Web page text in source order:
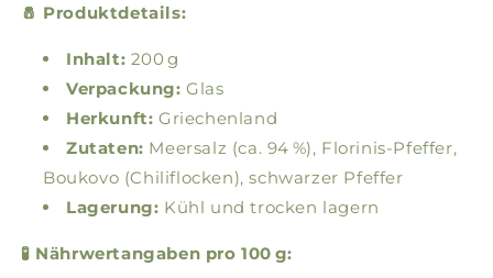
🧂 Produktdetails:
Inhalt: 200 g
Verpackung: Glas
Herkunft: Griechenland
Zutaten: Meersalz (ca. 94 %), Florinis-Pfeffer,
Boukovo (Chiliflocken), schwarzer Pfeffer
Lagerung: Kühl und trocken lagern
🧪 Nährwertangaben pro 100 g: